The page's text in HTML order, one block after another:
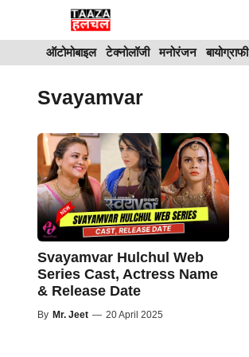
contentऑटोमोबाइल टेक्नोलॉजी मनोरंजन बायोग्राफी
Svayamvar
Svayamvar Hulchul Web
Series Cast, Actress Name
& Release Date
By Mr. Jeet — 20 April 2025